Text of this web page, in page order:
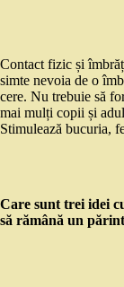
Contact fizic și
simte nevoia de o
cere. Nu trebuie să
mai mulți copii și
Stimulează bucuria,
Care sunt trei idei
să rămână un